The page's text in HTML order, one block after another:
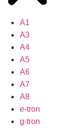
A1
A3
A4
A5
A6
A7
A8
e-tron
g-tron